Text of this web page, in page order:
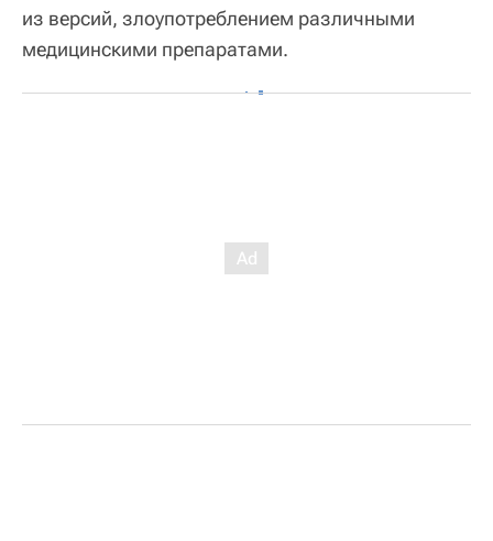
из версий, злоупотреблением различными
медицинскими препаратами.